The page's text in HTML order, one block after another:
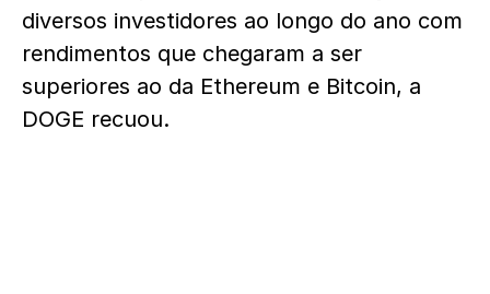
diversos investidores ao longo do ano com
rendimentos que chegaram a ser
superiores ao da Ethereum e Bitcoin, a
DOGE recuou.